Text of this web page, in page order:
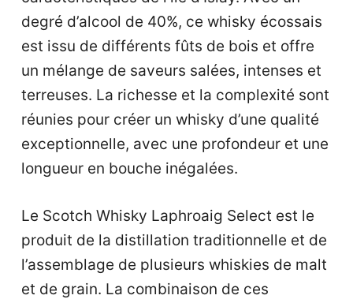
degré d’alcool de 40%, ce whisky écossais
est issu de différents fûts de bois et offre
un mélange de saveurs salées, intenses et
terreuses. La richesse et la complexité sont
réunies pour créer un whisky d’une qualité
exceptionnelle, avec une profondeur et une
longueur en bouche inégalées.
Le Scotch Whisky Laphroaig Select est le
produit de la distillation traditionnelle et de
l’assemblage de plusieurs whiskies de malt
et de grain. La combinaison de ces